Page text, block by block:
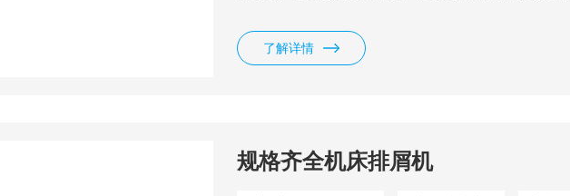
钢板，主要零部件均经耐磨及耐腐蚀处理。链板式排屑
机械过载保护及电流过载发讯保护装置，安全可靠，是
了解详情
规格齐全机床排屑机